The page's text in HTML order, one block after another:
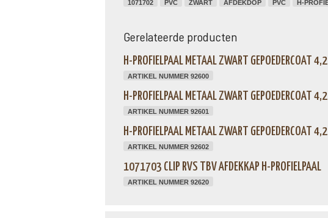
1071702 PVC ZWART AFDEKDOP PVC H-
Gerelateerde producten
H-PROFIELPAAL METAAL ZWART GEPOEDERCOAT
ARTIKEL NUMMER 92600
H-PROFIELPAAL METAAL ZWART GEPOEDERCOAT
ARTIKEL NUMMER 92601
H-PROFIELPAAL METAAL ZWART GEPOEDERCOAT
ARTIKEL NUMMER 92602
1071703 CLIP RVS TBV AFDEKKAP H-PROFIELPAAL
ARTIKEL NUMMER 92620